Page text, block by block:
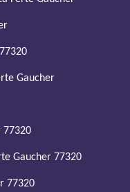
Gaucher
77320
Gaucher 77320
77320